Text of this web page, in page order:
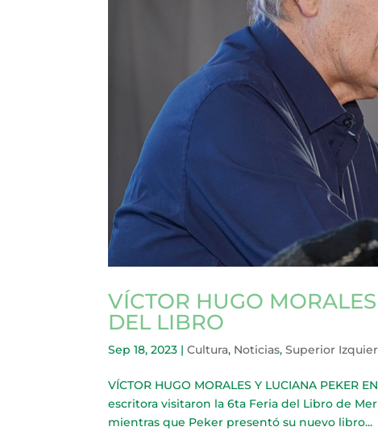
VÍCTOR HUGO
DEL LIBRO
Sep 18, 2023 |Cultura, Noticias,Superior
VÍCTOR HUGO MORALES Y LUCIANA PEKER
escritora visitaron la 6ta Feria del Libro de
mientras que Peker presentó su nuevo libro...